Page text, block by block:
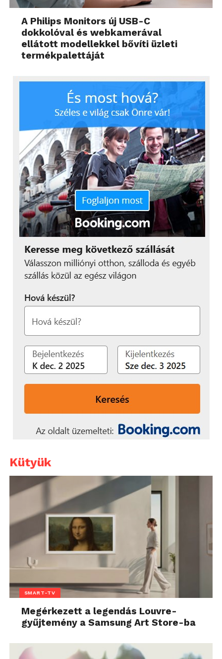
A Philips Monitors új USB-C
dokkolóval és webkamerával
ellátott modellekkel bővíti üzleti
termékpalettáját
Kütyük
SMART-TV
Megérkezett a legendás Louvre-
gyűjtemény a Samsung Art Store-ba